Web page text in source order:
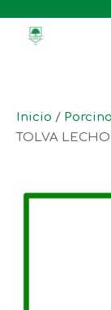
Inicio /
TOLVA